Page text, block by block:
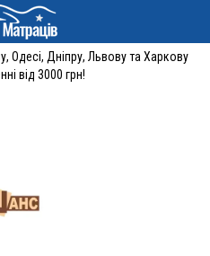
Одесі, Дніпру, Львову та Харкову
від 3000 грн!